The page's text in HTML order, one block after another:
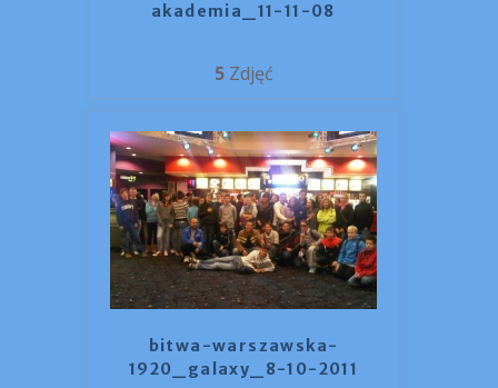
akademia_11-11-08
5Zdjęć
bitwa-warszawska-
1920_galaxy_8-10-2011